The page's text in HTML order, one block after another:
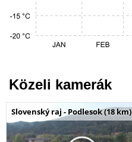
Közeli kamerák
Slovenský raj - Podlesok (18 km)